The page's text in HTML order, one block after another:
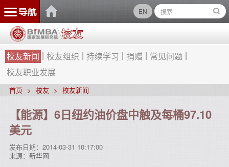
EN
校友新闻 校友组织 持续学习 捐赠
常见问题
校友职业发展
首页 校友 校友新闻
【能源】6日纽约油价盘中触及每桶97.10
美元
发布日期： 2014-03-31 10:17:00
来源： 新华网